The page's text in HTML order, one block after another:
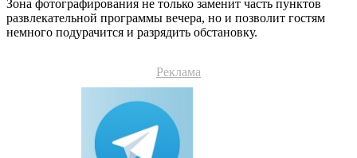
Зона фотографирования не только заменит часть пунктов
развлекательной программы вечера, но и позволит гостям
немного подурачится и разрядить обстановку.
Реклама